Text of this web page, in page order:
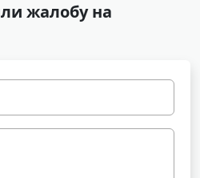
жалобу на